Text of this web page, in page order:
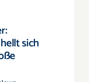
sich